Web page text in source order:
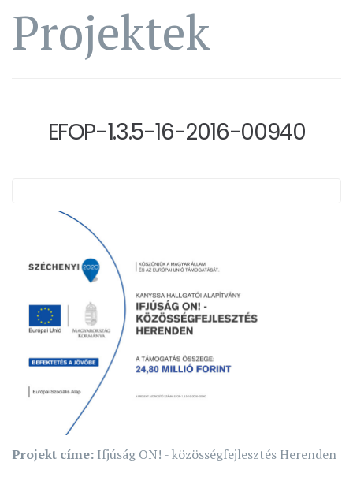
Projektek
EFOP-1.3.5-16-2016-00940
Projekt címe: Ifjúság ON! - közösségfejlesztés Herenden